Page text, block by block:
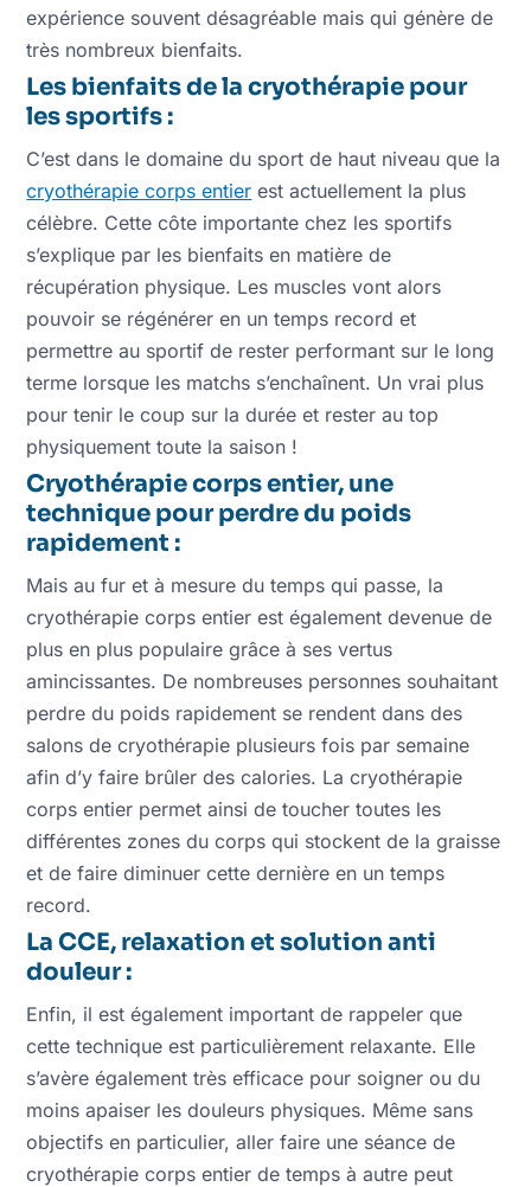
expérience souvent désagréable mais qui génère de
très nombreux bienfaits.
Les bienfaits de la cryothérapie pour
les sportifs :
C’est dans le domaine du sport de haut niveau que la
cryothérapie corps entier est actuellement la plus
célèbre. Cette côte importante chez les sportifs
s’explique par les bienfaits en matière de
récupération physique. Les muscles vont alors
pouvoir se régénérer en un temps record et
permettre au sportif de rester performant sur le long
terme lorsque les matchs s’enchaînent. Un vrai plus
pour tenir le coup sur la durée et rester au top
physiquement toute la saison !
Cryothérapie corps entier, une
technique pour perdre du poids
rapidement :
Mais au fur et à mesure du temps qui passe, la
cryothérapie corps entier est également devenue de
plus en plus populaire grâce à ses vertus
amincissantes. De nombreuses personnes souhaitant
perdre du poids rapidement se rendent dans des
salons de cryothérapie plusieurs fois par semaine
afin d’y faire brûler des calories. La cryothérapie
corps entier permet ainsi de toucher toutes les
différentes zones du corps qui stockent de la graisse
et de faire diminuer cette dernière en un temps
record.
La CCE, relaxation et solution anti
douleur :
Enfin, il est également important de rappeler que
cette technique est particulièrement relaxante. Elle
s’avère également très efficace pour soigner ou du
moins apaiser les douleurs physiques. Même sans
objectifs en particulier, aller faire une séance de
cryothérapie corps entier de temps à autre peut